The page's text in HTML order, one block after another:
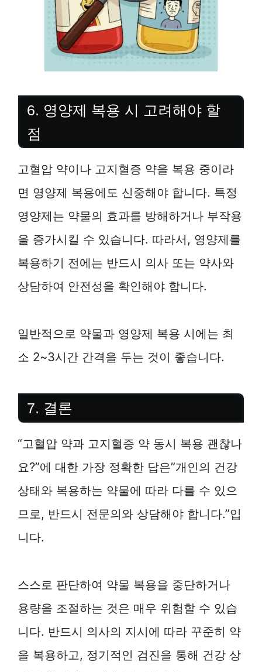
6. 영양제 복용 시 고려해야 할
점
고혈압 약이나 고지혈증 약을 복용 중이라
면 영양제 복용에도 신중해야 합니다. 특정
영양제는 약물의 효과를 방해하거나 부작용
을 증가시킬 수 있습니다. 따라서, 영양제를
복용하기 전에는 반드시 의사 또는 약사와
상담하여 안전성을 확인해야 합니다.
일반적으로 약물과 영양제 복용 시에는 최
소 2~3시간 간격을 두는 것이 좋습니다.
7. 결론
“고혈압 약과 고지혈증 약 동시 복용 괜찮나
요?”에 대한 가장 정확한 답은”개인의 건강
상태와 복용하는 약물에 따라 다를 수 있으
므로, 반드시 전문의와 상담해야 합니다.”입
니다.
스스로 판단하여 약물 복용을 중단하거나
용량을 조절하는 것은 매우 위험할 수 있습
니다. 반드시 의사의 지시에 따라 꾸준히 약
을 복용하고, 정기적인 검진을 통해 건강 상